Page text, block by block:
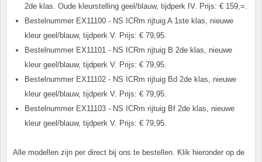
2de klas. Oude kleurstelling geel/blauw, tijdperk IV. Prijs: € 159,=.
Bestelnummer EX11100 - NS ICRm rijtuig A 1ste klas, nieuwe
kleur geel/blauw, tijdperk V. Prijs: € 79,95.
Bestelnummer EX11101 - NS ICRm rijtuig B 2de klas, nieuwe
kleur geel/blauw, tijdperk V. Prijs: € 79,95.
Bestelnummer EX11102 - NS ICRm rijtuig Bd 2de klas, nieuwe
kleur geel/blauw, tijdperk V. Prijs: € 79,95.
Bestelnummer EX11103 - NS ICRm rijtuig Bf 2de klas, nieuwe
kleur geel/blauw, tijdperk V. Prijs: € 79,95.
Alle modellen zijn per direct bij ons te bestellen. Klik hieronder op de